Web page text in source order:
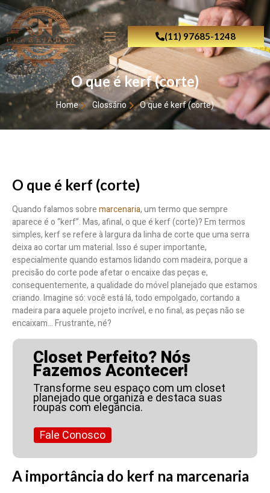
(11) 97685-1248
O que é kerf (corte)
Home Glossário O que é kerf (corte)
O que é kerf (corte)
Quando falamos sobremarcenaria, um termo que sempre
aparece é o “kerf”. Mas, afinal, o que é kerf (corte)? Em termos
simples, kerf se refere à largura da linha de corte que uma serra
deixa ao cortar um material. Isso é super importante,
especialmente quando estamos lidando com madeira, porque a
precisão do corte pode afetar o encaixe das peças e,
consequentemente, a qualidade do móvel planejado que estamos
criando. Imagine só: você está lá, todo empolgado, cortando a
madeira para aquele projeto incrível, e no final, as peças não se
encaixam… Frustrante, né?
Closet Perfeito? Nós
Fazemos Acontecer!
Transforme seu espaço com um closet
planejado que organiza e destaca suas
roupas com elegância.
Fale Conosco
A importância do kerf na marcenaria